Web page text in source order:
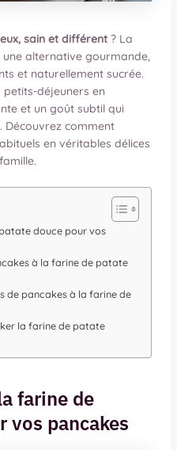
sain et différent? La
alternative gourmande,
et naturellement sucrée.
déjeuners en
et un goût subtil qui
Découvrez comment
en véritables délices
douce pour vos
à la farine de patate
de pancakes à la farine de
la farine de patate
farine de
vos pancakes